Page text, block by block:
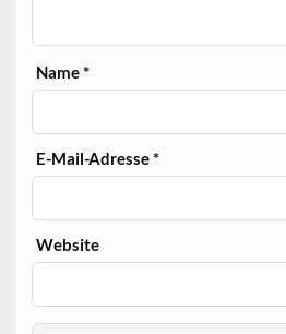
Name*
E-Mail-Adresse*
Website